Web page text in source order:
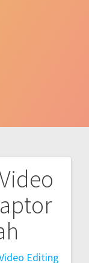
Editing